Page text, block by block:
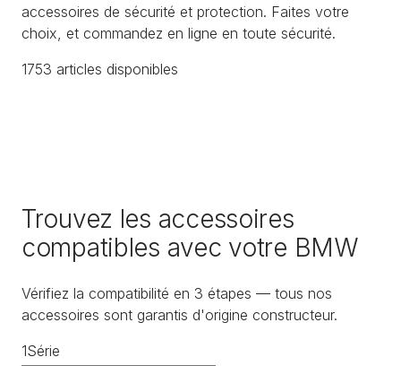
accessoires de sécurité et protection. Faites votre
choix, et commandez en ligne en toute sécurité.
1753 articles disponibles
Trouvez les accessoires
compatibles avec votre BMW
Vérifiez la compatibilité en 3 étapes — tous nos
accessoires sont garantis d'origine constructeur.
1Série